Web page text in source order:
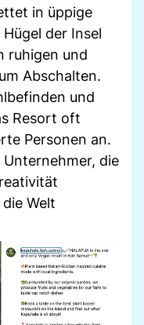
in üppige
der Insel
ruhigen und
Abschalten.
und
Resort oft
Personen an.
die
Welt